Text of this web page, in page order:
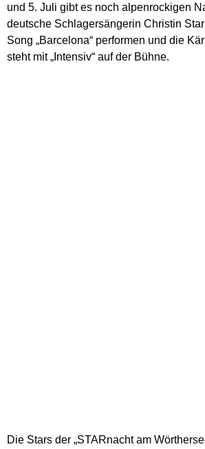
und 5. Juli gibt es noch alpenrockigen
deutsche Schlagersängerin Christin
Song „Barcelona“ performen und die
steht mit „Intensiv“ auf der Bühne.
Die Stars der „STARnacht am